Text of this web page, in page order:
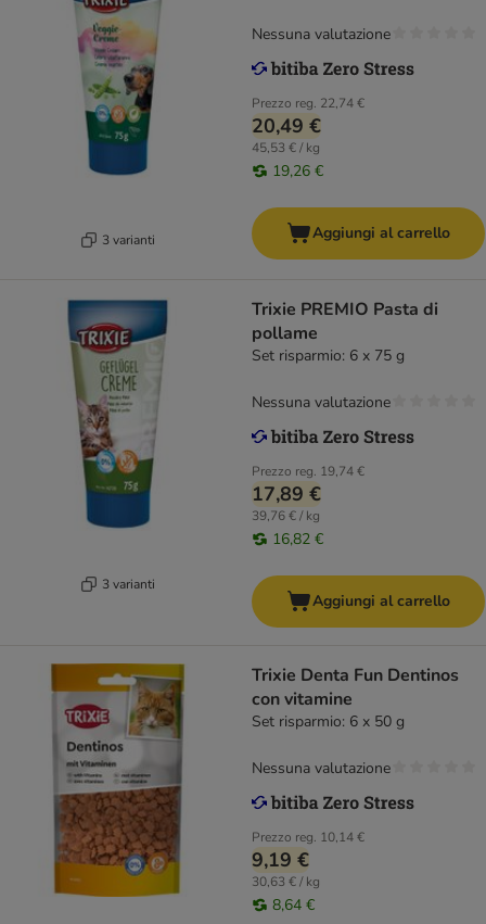
3 varianti
Prezzo reg. 22,74 €
20,49 €
45,53 € / kg
19,26 €
Nessuna valutazione
Aggiungi al carrello
3 varianti
Trixie PREMIO Pasta di
pollame
Set risparmio: 6 x 75 g
Prezzo reg. 19,74 €
17,89 €
39,76 € / kg
16,82 €
Nessuna valutazione
Aggiungi al carrello
Trixie Denta Fun Dentinos
con vitamine
Set risparmio: 6 x 50 g
Prezzo reg. 10,14 €
9,19 €
30,63 € / kg
8,64 €
Nessuna valutazione